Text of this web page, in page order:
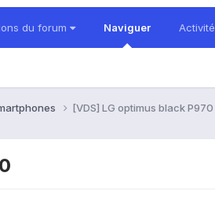
du forum Naviguer Activité
[VDS] LG optimus black P970